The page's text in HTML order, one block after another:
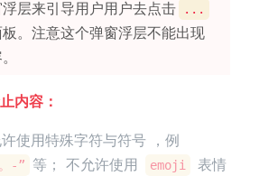
层来引导用户用户去点击
...
。注意这个弹窗浮层不能出现
内容：
使用特殊字符与符号 ，例
-” 等； 不允许使用 emoji
表情